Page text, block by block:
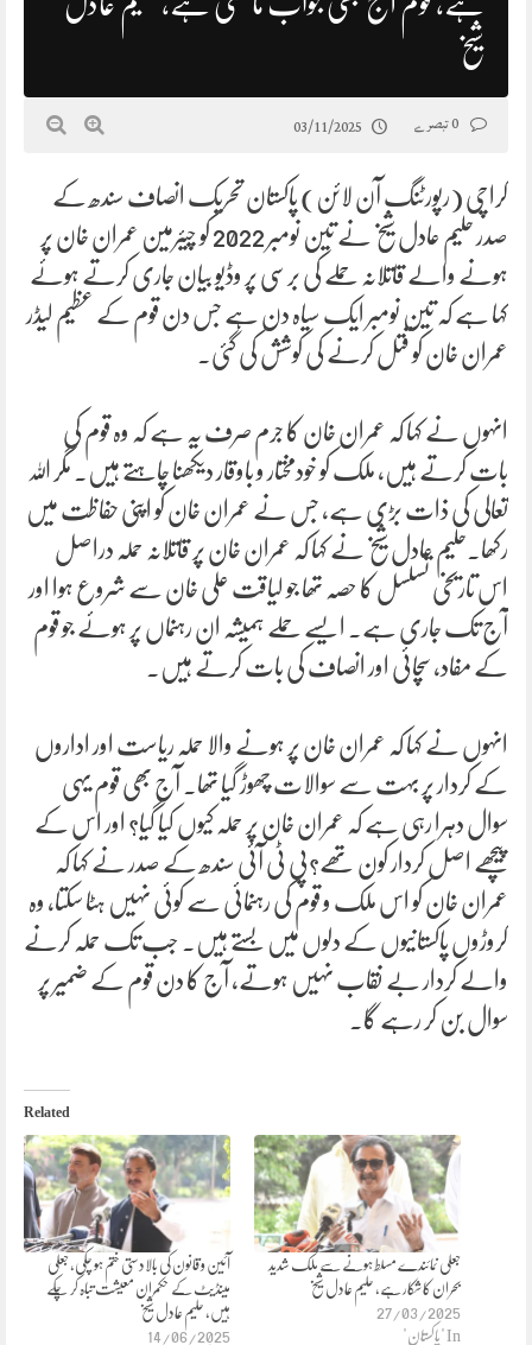
شیخ
03/11/2025
کراچی (رپورٹنگ آن لائن) پاکستان تحریک انصاف سندھ کے
صدر حلیم عادل شیخ نے تین نومبر 2022 کو چیئرمین عمران خان پر
ہونے والے قاتلانہ حملے کی برسی پر وڈیو بیان جاری کرتے ہوئے
کہا ہے کہ تین نومبر ایک سیاہ دن ہے جس دن قوم کے عظیم لیڈر
عمران خان کو قتل کرنے کی کوشش کی گئی۔
انہوں نے کہا کہ عمران خان کا جرم صرف یہ ہے کہ وہ قوم کی
بات کرتے ہیں، ملک کو خودمختار و باوقار دیکھنا چاہتے ہیں۔ مگر اللہ
تعالی کی ذات بڑی ہے، جس نے عمران خان کو اپنی حفاظت میں
رکھا۔حلیم عادل شیخ نے کہا کہ عمران خان پر قاتلانہ حملہ دراصل
اس تاریخی تسلسل کا حصہ تھا جو لیاقت علی خان سے شروع ہوا اور
آج تک جاری ہے۔ ایسے حملے ہمیشہ ان رہنماں پر ہوئے جو قوم
کے مفاد، سچائی اور انصاف کی بات کرتے ہیں۔
انہوں نے کہا کہ عمران خان پر ہونے والا حملہ ریاست اور اداروں
کے کردار پر بہت سے سوالات چھوڑ گیا تھا۔ آج بھی قوم یہی
سوال دہرا رہی ہے کہ عمران خان پر حملہ کیوں کیا گیا؟ اور اس کے
پیچھے اصل کردار کون تھے؟پی ٹی آئی سندھ کے صدر نے کہا کہ
عمران خان کو اس ملک و قوم کی رہنمائی سے کوئی نہیں ہٹا سکتا، وہ
کروڑوں پاکستانیوں کے دلوں میں بستے ہیں۔ جب تک حملہ کرنے
والے کردار بے نقاب نہیں ہوتے، آج کا دن قوم کے ضمیر پر
سوال بن کر رہے گا۔
Related
آئین و قانون کی بالادستی ختم ہو چکی، جعلی
مینڈیٹ کے حکمران معیشت تباہ کر چکے
ہیں، حلیم عادل شیخ
14/06/2025
جعلی نمائندے مسلط ہونے سے ملک شدید
بحران کا شکار ہے، حلیم عادل شیخ
27/03/2025
In "پاکستان"